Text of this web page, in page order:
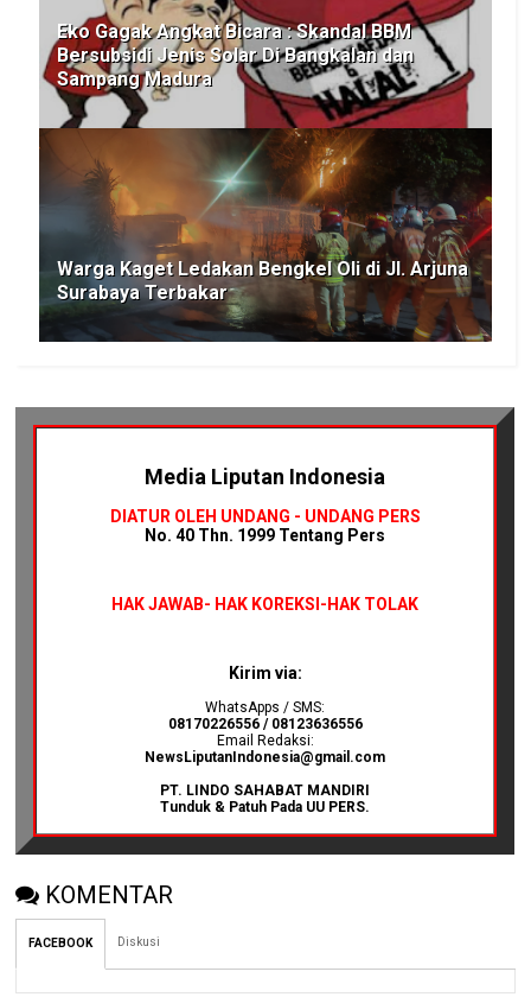
Eko Gagak Angkat Bicara : Skandal BBM
Bersubsidi Jenis Solar Di Bangkalan dan
Sampang Madura
Warga Kaget Ledakan Bengkel Oli di Jl. Arjuna
Surabaya Terbakar
Media Liputan Indonesia
DIATUR OLEH UNDANG - UNDANG PERS
No. 40 Thn. 1999 Tentang Pers
HAK JAWAB- HAK KOREKSI-HAK TOLAK
Kirim via:
WhatsApps / SMS:
08170226556 / 08123636556
Email Redaksi:
NewsLiputanIndonesia@gmail.com
PT. LINDO SAHABAT MANDIRI
Tunduk & Patuh Pada UU PERS.
KOMENTAR
FACEBOOK Diskusi